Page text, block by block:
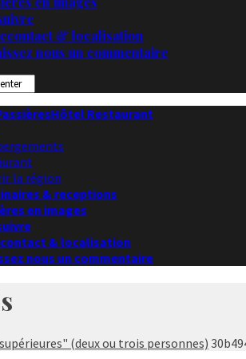
contact & localisation
nous un commentaire
Hôtel Restaurant
la région
& receptions
en images
contact & localisation
nous un commentaire
(deux ou trois personnes)